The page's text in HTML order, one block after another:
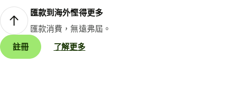
匯款到海外慳得更多
匯款消費，無遠弗屆。
註冊
了解更多